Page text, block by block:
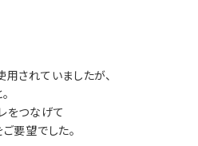
されていましたが、
をつなげて
要望でした。